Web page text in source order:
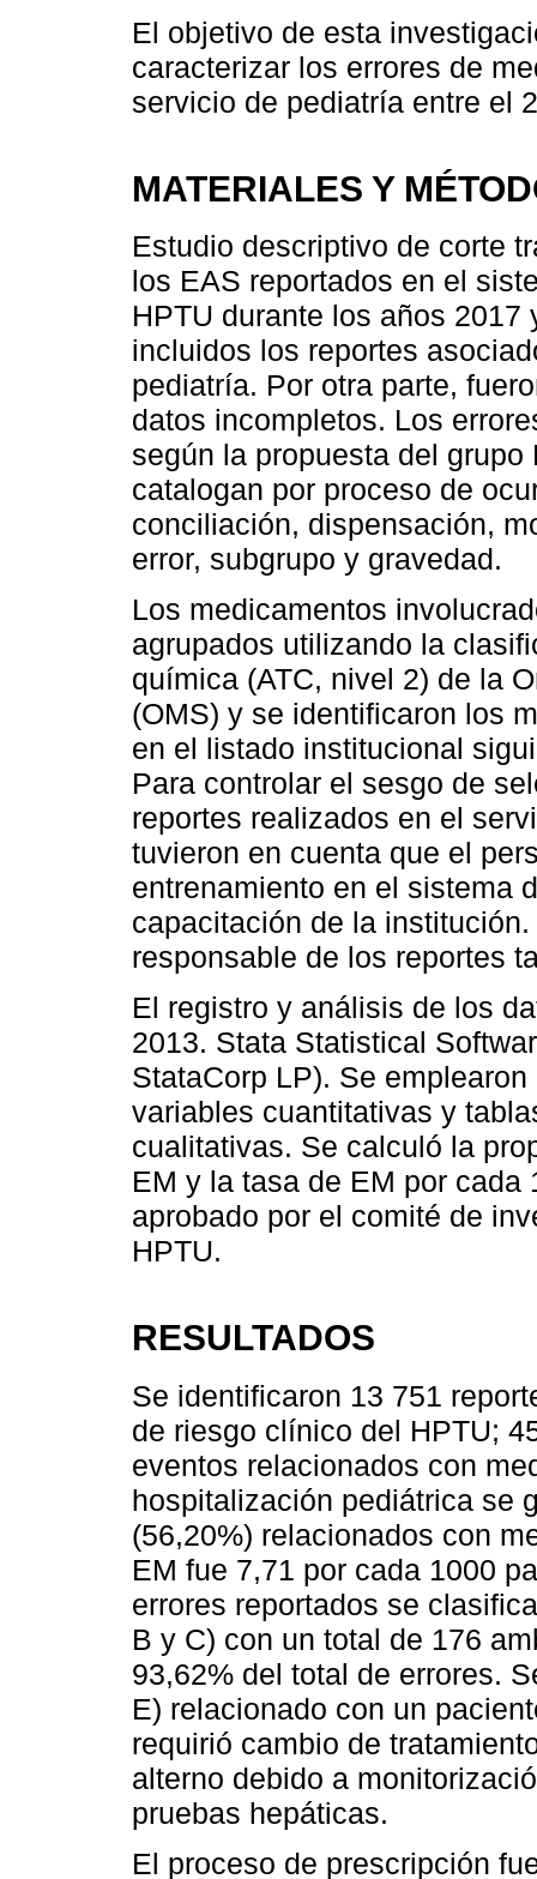
El objetivo de esta
caracterizar los errores de
servicio de pediatría entre el
MATERIALES Y
Estudio descriptivo de corte
los EAS reportados en el
HPTU durante los años
incluidos los reportes
pediatría. Por otra parte,
datos incompletos. Los
según la propuesta del
catalogan por proceso de
conciliación, dispensación,
error, subgrupo y gravedad.
Los medicamentos
agrupados utilizando la
química (ATC, nivel 2) de la
(OMS) y se identificaron los
en el listado institucional
Para controlar el sesgo de
reportes realizados en el
tuvieron en cuenta que el
entrenamiento en el sistema
capacitación de la
responsable de los reportes
El registro y análisis de los
2013. Stata Statistical
StataCorp LP). Se
variables cuantitativas y
cualitativas. Se calculó la
EM y la tasa de EM por
aprobado por el comité de
HPTU.
RESULTADOS
Se identificaron 13 751
de riesgo clínico del HPTU;
eventos relacionados con
hospitalización pediátrica se
(56,20%) relacionados con
EM fue 7,71 por cada 1000
errores reportados se
B y C) con un total de 176
93,62% del total de errores.
E) relacionado con un
requirió cambio de
alterno debido a
pruebas hepáticas.
El proceso de prescripción